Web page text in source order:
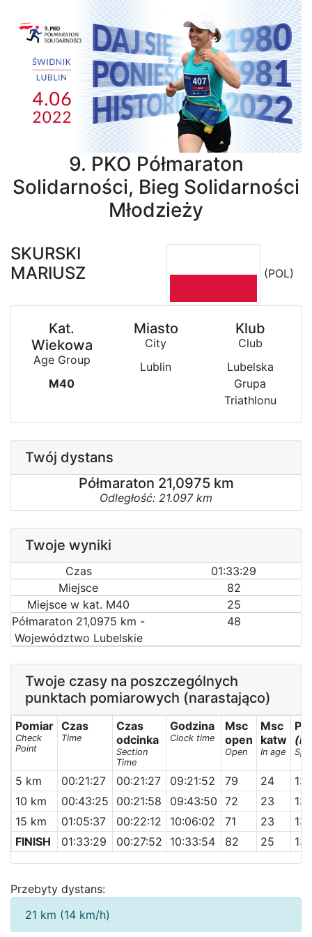
9. PKO Półmaraton
Solidarności, Bieg Solidarności
Młodzieży
SKURSKI
MARIUSZ
(POL)
Kat.
Wiekowa
Age Group
M40
Miasto
City
Lublin
Klub
Club
Lubelska
Grupa
Triathlonu
Twój dystans
Półmaraton 21,0975 km
Odległość: 21.097 km
Twoje wyniki
Czas
01:33:29
Miejsce
82
Miejsce w kat. M40
25
Półmaraton 21,0975 km -
Województwo Lubelskie
48
Twoje czasy na poszczególnych
punktach pomiarowych (narastająco)
Pomiar
Check
Point
Czas
Time
Czas
odcinka
Section
Time
Godzina
Clock time
Msc
open
Open
Msc
katw
In age
5 km 00:21:27 00:21:27 09:21:52 79 24
10 km
00:43:25 00:21:58 09:43:50 72 23
15 km
01:05:37 00:22:12 10:06:02 71 23
FINISH
01:33:29 00:27:52 10:33:54 82 25
Przebyty dystans:
21 km (14 km/h)